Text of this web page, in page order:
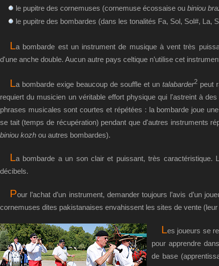
le pupitre des cornemuses (cornemuse écossaise ou biniou
le pupitre des bombardes (dans les tonalités Fa, Sol, Sol#, La,
La bombarde est un instrument de musique à vent très
d'une anche double. Aucun autre pays celtique n’utilise cet
La bombarde exige beaucoup de souffle et un talabarder2 peut
requiert du musicien un véritable effort physique qui l'astreint à
phrases musicales sont courtes et répétées : la bombarde joue
se tait (temps de récupération) pendant que d'autres instruments
biniou kozh ou autres bombardes).
La bombarde a un son clair et puissant, très caractéristique.
décibels.
Pour l’achat d’un instrument, demander toujours l’avis d’un
cornemuses dites pakistanaises envahissent les sites de vente
Les joueurs se
pour apprendre
de base